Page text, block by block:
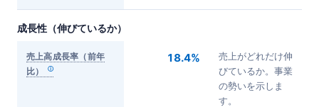
成長性（伸びているか）
売上高成長率（前年
比）
18.4%
売上がどれだけ伸
びているか。事業
の勢いを示しま
す。